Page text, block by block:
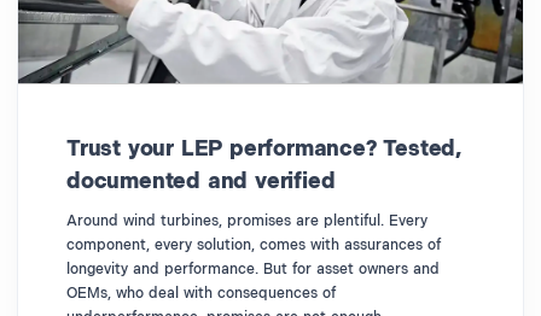
Trust your LEP performance? Tested,
documented and verified
Around wind turbines, promises are plentiful. Every
component, every solution, comes with assurances of
longevity and performance. But for asset owners and
OEMs, who deal with consequences of